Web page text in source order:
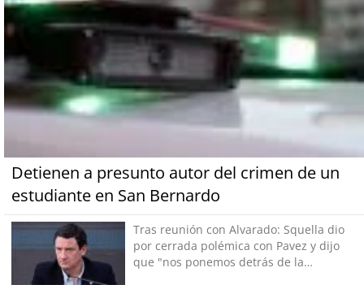
Detienen a presunto autor del crimen de un
estudiante en San Bernardo
Tras reunión con Alvarado: Squella dio
por cerrada polémica con Pavez y dijo
que "nos ponemos detrás de la